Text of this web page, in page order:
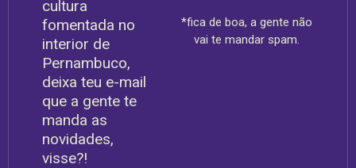
cultura
fomentada no
interior de
Pernambuco,
deixa teu e-mail
que a gente te
manda as
novidades,
visse?!
*fica de boa, a gente não
vai te mandar spam.